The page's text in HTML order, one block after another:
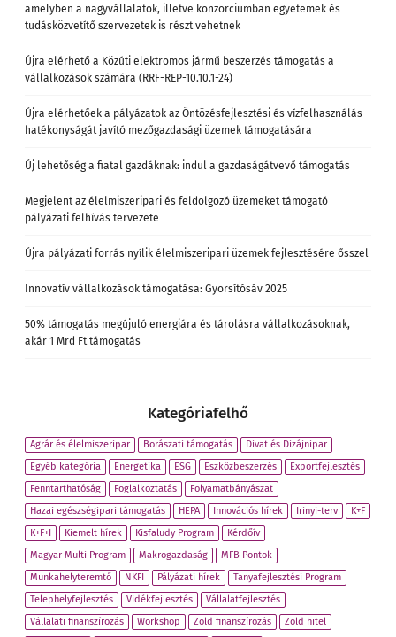
amelyben a nagyvállalatok, illetve konzorciumban egyetemek és
tudásközvetítő szervezetek is részt vehetnek
Újra elérhető a Közúti elektromos jármű beszerzés támogatás a
vállalkozások számára (RRF-REP-10.10.1-24)
Újra elérhetőek a pályázatok az Öntözésfejlesztési és vízfelhasználás
hatékonyságát javító mezőgazdasági üzemek támogatására
Új lehetőség a fiatal gazdáknak: indul a gazdaságátvevő támogatás
Megjelent az élelmiszeripari és feldolgozó üzemeket támogató
pályázati felhívás tervezete
Újra pályázati forrás nyílik élelmiszeripari üzemek fejlesztésére ősszel
Innovatív vállalkozások támogatása: Gyorsítósáv 2025
50% támogatás megújuló energiára és tárolásra vállalkozásoknak,
akár 1 Mrd Ft támogatás
Kategóriafelhő
Agrár és élelmiszeripar Borászati támogatás
Divat és Dizájnipar
Egyéb kategória
Energetika ESG Eszközbeszerzés
Exportfejlesztés
Fenntarthatóság
Foglalkoztatás
Folyamatbányászat
Hazai egészségipari támogatás
HEPA Innovációs hírek Irinyi-terv
K+F
K+F+I
Kiemelt hírek Kisfaludy Program
Kérdőív
Magyar Multi Program
Makrogazdaság
MFB Pontok
Munkahelyteremtő
NKFI Pályázati hírek
Tanyafejlesztési Program
Telephelyfejlesztés
Vidékfejlesztés
Vállalatfejlesztés
Vállalati finanszírozás
Workshop Zöld finanszírozás
Zöld hitel